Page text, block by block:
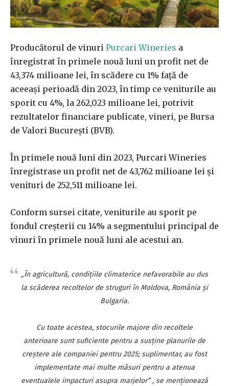
Producătorul de vinuri Purcari Wineries a
înregistrat în primele nouă luni un profit net de
43,374 milioane lei, în scădere cu 1% faţă de
aceeaşi perioadă din 2023, în timp ce veniturile au
sporit cu 4%, la 262,023 milioane lei, potrivit
rezultatelor financiare publicate, vineri, pe Bursa
de Valori Bucureşti (BVB).
În primele nouă luni din 2023, Purcari Wineries
înregistrase un profit net de 43,762 milioane lei şi
venituri de 252,511 milioane lei.
Conform sursei citate, veniturile au sporit pe
fondul creşterii cu 14% a segmentului principal de
vinuri în primele nouă luni ale acestui an.
„În agricultură, condiţiile climaterice nefavorabile au dus
la scăderea recoltelor de struguri în Moldova, România şi
Bulgaria.
Cu toate acestea, stocurile majore din recoltele
anterioare sunt suficiente pentru a susţine planurile de
creştere ale companiei pentru 2025; suplimentar, au fost
implementate mai multe măsuri pentru a atenua
eventualele impacturi asupra marjelor” , se menţionează